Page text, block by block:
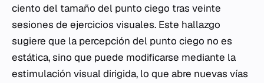
ciento del tamaño del punto ciego tras veinte
sesiones de ejercicios visuales. Este hallazgo
sugiere que la percepción del punto ciego no es
estática, sino que puede modificarse mediante la
estimulación visual dirigida, lo que abre nuevas vías